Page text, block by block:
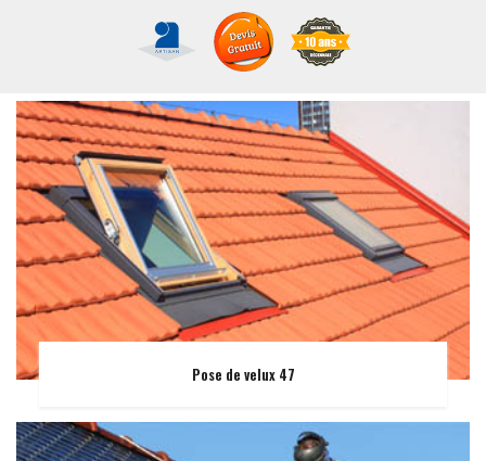
Pose de velux 47